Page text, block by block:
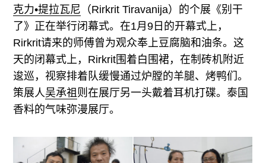
广告
订阅
往期内容
关注我们
克力•提拉瓦尼 （Rirkrit Tiravanija）的个展《别干
了》正在举行闭幕式。在1月9日的开幕式上，
Rirkrit请来的师傅曾为观众奉上豆腐脑和油条。这
天的闭幕式上，Rirkrit围着白围裙，在制砖机附近
逡巡，视察排着队缓慢通过炉膛的羊腿、烤鸭们。
策展人吴承祖则在展厅另一头戴着耳机打碟。泰国
香料的气味弥漫展厅。